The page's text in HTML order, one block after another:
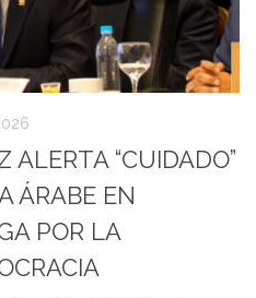
ALERTA “CUIDADO”
ÁRABE EN
POR LA